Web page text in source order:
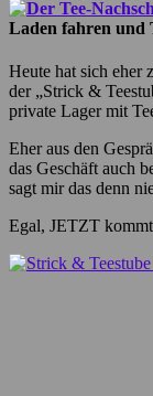
Laden fahren und
Heute hat sich eher
der „Strick &
private Lager mit
Eher aus den
das Geschäft auch
sagt mir das denn
Egal, JETZT